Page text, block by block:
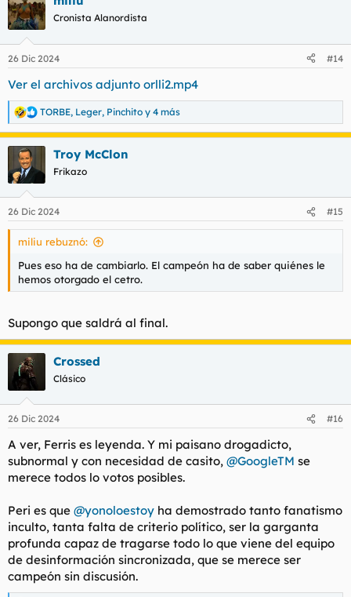
Cronista Alanordista
26 Dic 2024 #14
Ver el archivos adjunto orlli2.mp4
R
e
a
c
i
e
s
TORBE, Leger, Pinchito y 4 más
Troy McClon
Frikazo
26 Dic 2024 #15
miliu rebuznó:
Pues eso ha de cambiarlo. El campeón ha de saber quiénes le
hemos otorgado el cetro.
Supongo que saldrá al final.
Crossed
Clásico
26 Dic 2024 #16
A ver, Ferris es leyenda. Y mi paisano drogadicto,
subnormal y con necesidad de casito, @GoogleTM se
merece todos lo votos posibles.
Peri es que @yonoloestoy ha demostrado tanto fanatismo
inculto, tanta falta de criterio político, ser la garganta
profunda capaz de tragarse todo lo que viene del equipo
de desinformación sincronizada, que se merece ser
campeón sin discusión.